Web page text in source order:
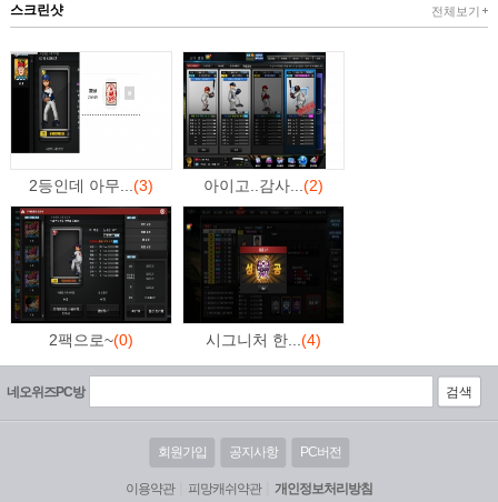
스크린샷 전체보기
2등인데 아무... (3) 아이고..감사... (2)
2팩으로~(0) 시그니처 한... (4)
네오위즈PC방 검색
회원가입 공지사항 PC버전
이용약관 피망캐쉬약관 개인정보처리방침